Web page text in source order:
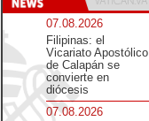
07.08.2026
Filipinas: el
Vicariato Apostólico
de Calapán se
convierte en
diócesis
07.08.2026